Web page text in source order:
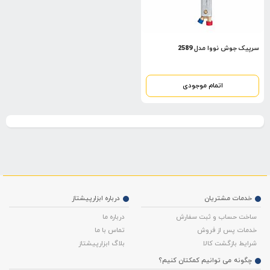
سرپیک جوش نووا مدل 2589
اتمام موجودی
درباره ابزارپیشتاز
درباره ما
تماس با ما
بلاگ ابزارپیشتاز
خدمات مشتریان
ساخت حساب و ثبت سفارش
خدمات پس از فروش
شرایط بازگشت کالا
چگونه می توانیم کمکتان کنیم؟